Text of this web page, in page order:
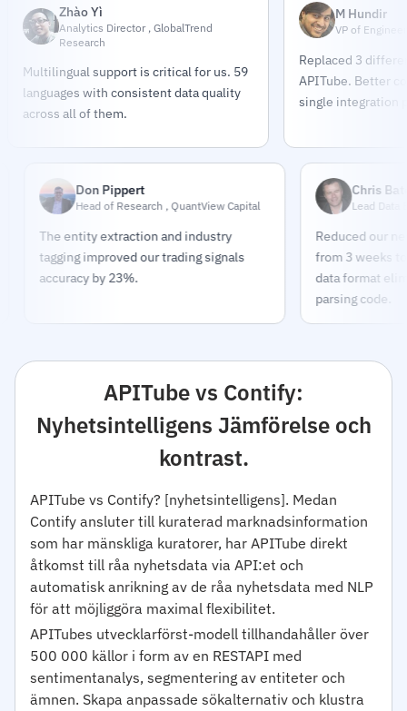
Zhào Yì
Analytics Director , GlobalTrend
Research
Multilingual support is critical for us. 59
languages with consistent data quality
across all of them.
M Hundir
VP of
Replaced 3
APITube. Better
single integration
Don Pippert
Head of Research , QuantView Capital
The entity extraction and industry
tagging improved our trading signals
accuracy by 23%.
Chris Bates
Lead Data
Reduced our news
from 3 weeks to 2
data format
parsing code.
APITube vs Contify:
Nyhetsintelligens Jämförelse och
kontrast.
APITube vs Contify? [nyhetsintelligens]. Medan
Contify ansluter till kuraterad marknadsinformation
som har mänskliga kuratorer, har APITube direkt
åtkomst till råa nyhetsdata via API:et och
automatisk anrikning av de råa nyhetsdata med NLP
för att möjliggöra maximal flexibilitet.
APITubes utvecklarförst-modell tillhandahåller över
500 000 källor i form av en RESTAPI med
sentimentanalys, segmentering av entiteter och
ämnen. Skapa anpassade sökalternativ och klustra